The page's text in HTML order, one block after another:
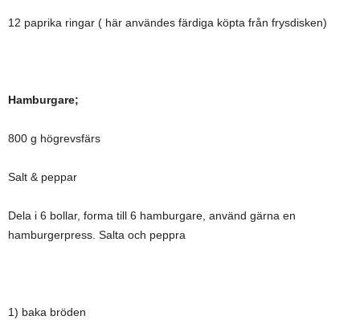
12 paprika ringar ( här användes färdiga köpta från frysdisken)
Hamburgare;
800 g högrevsfärs
Salt & peppar
Dela i 6 bollar, forma till 6 hamburgare, använd gärna en
hamburgerpress. Salta och peppra
1) baka bröden